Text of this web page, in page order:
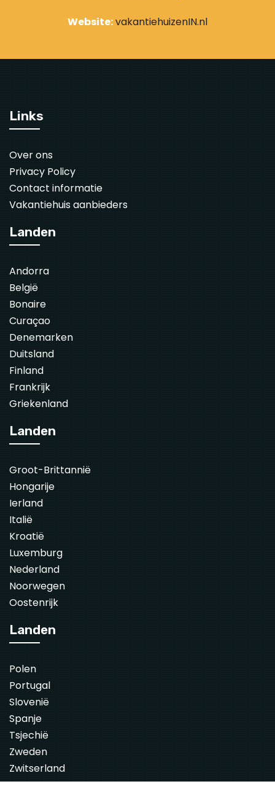
Website:vakantiehuizenIN.nl
Links
Over ons
Privacy Policy
Contact informatie
Vakantiehuis aanbieders
Landen
Andorra
België
Bonaire
Curaçao
Denemarken
Duitsland
Finland
Frankrijk
Griekenland
Landen
Groot-Brittannië
Hongarije
Ierland
Italië
Kroatië
Luxemburg
Nederland
Noorwegen
Oostenrijk
Landen
Polen
Portugal
Slovenië
Spanje
Tsjechië
Zweden
Zwitserland